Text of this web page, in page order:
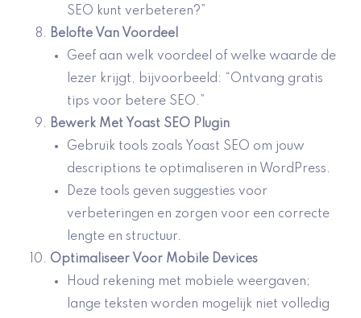
SEO kunt verbeteren?”
Belofte Van Voordeel
Geef aan welk voordeel of welke waarde de
lezer krijgt, bijvoorbeeld: “Ontvang gratis
tips voor betere SEO.”
Bewerk Met Yoast SEO Plugin
Gebruik tools zoals Yoast SEO om jouw
descriptions te optimaliseren in WordPress.
Deze tools geven suggesties voor
verbeteringen en zorgen voor een correcte
lengte en structuur.
Optimaliseer Voor Mobile Devices
Houd rekening met mobiele weergaven;
lange teksten worden mogelijk niet volledig